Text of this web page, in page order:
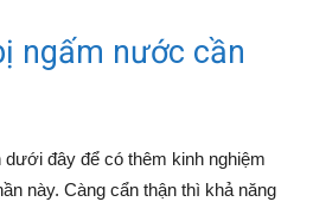
ngấm nước cần
đây để có thêm kinh nghiệm
này. Càng cẩn thận thì khả năng